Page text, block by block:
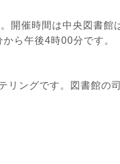
開催時間は中央図書館
ら午後4時00分です。
リングです。図書館の